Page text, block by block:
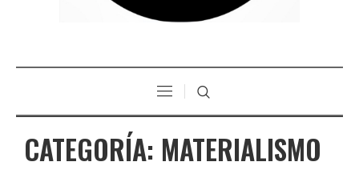
CATEGORÍA: MATERIALISMO